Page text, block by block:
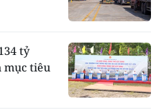
tỷ
mục tiêu